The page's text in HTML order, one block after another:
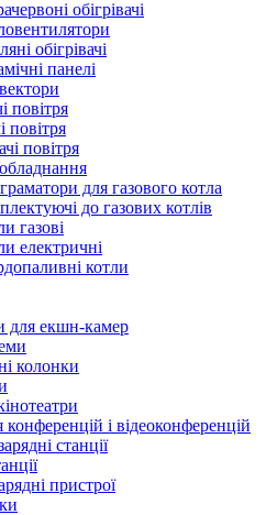
обігрівачі
обігрівачі
панелі
повітря
повітря
повітря
для газового котла
до газових котлів
газові
електричні
котли
для екшн-камер
колонки
і відеоконференцій
станції
пристрої